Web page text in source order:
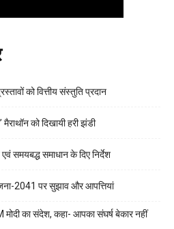
को वित्तीय संस्तुति प्रदान
को दिखायी हरी झंडी
समयबद्ध समाधान के दिए निर्देश
2041 पर सुझाव और आपत्तियां
मोदी का संदेश, कहा- आपका संघर्ष बेकार नहीं